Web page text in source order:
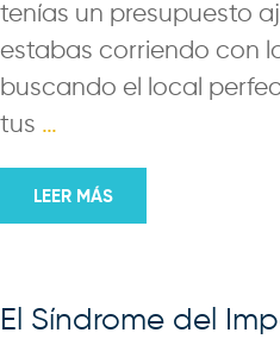
tenías un presupuesto
estabas corriendo con
buscando el local
tus …
LEER MÁS
El Síndrome del